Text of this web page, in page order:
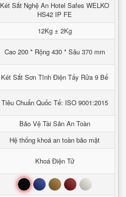
Két Sắt Nghệ An Hotel Safes WELKO
HS42 IP FE
12Kg ± 2Kg
Cao 200 * Rộng 430 * Sâu 370 mm
Két Sắt Sơn Tĩnh Điện Tẩy Rửa 9 Bể
Tiêu Chuẩn Quốc Tế: ISO 9001:2015
Bảo Vệ Tài Sản An Toàn
Hệ thống khoá an toàn bảo mật
Khoá Điện Tử
Đen Xanh Nâu Đỏ Trắng